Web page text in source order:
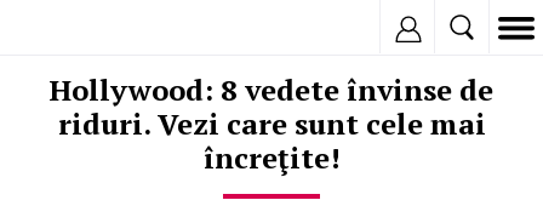
Hollywood: 8 vedete învinse de
riduri. Vezi care sunt cele mai
încreţite!